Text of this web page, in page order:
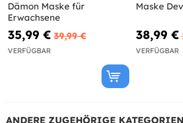
Dämon Maske für
Erwachsene
35,99 € 39,99 €
VERFÜGBAR
Maske
38,99 €
VERFÜGBAR
ANDERE ZUGEHÖRIGE KATEGORIEN